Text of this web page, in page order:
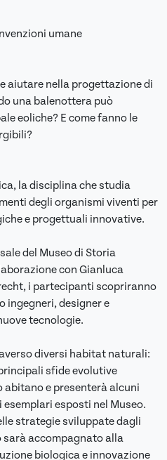
umane
aiutare nella progettazione di
una balenottera può
eoliche? E come fanno le
la disciplina che studia
degli organismi viventi per
e progettuali innovative.
del Museo di Storia
con Gianluca
i partecipanti scopriranno
ingegneri, designer e
tecnologie.
diversi habitat naturali:
sfide evolutive
e presenterà alcuni
esposti nel Museo.
strategie sviluppate dagli
accompagnato alla
biologica e innovazione